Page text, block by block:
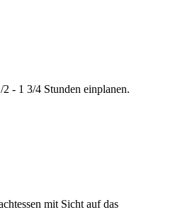
- 1 3/4 Stunden einplanen.
mit Sicht auf das